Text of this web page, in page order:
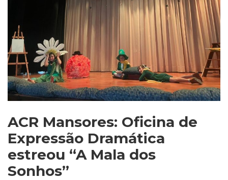
ACR Mansores: Oficina de
Expressão Dramática
estreou “A Mala dos
Sonhos”